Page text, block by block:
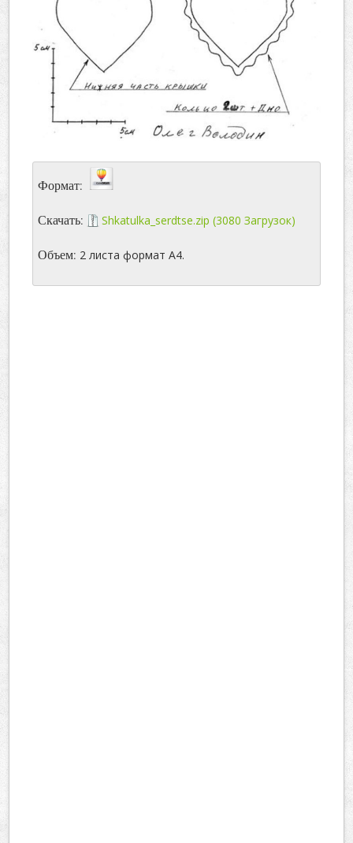
Формат:
Скачать: Shkatulka_serdtse.zip (3080 Загрузок)
Объем: 2 листа формат А4.